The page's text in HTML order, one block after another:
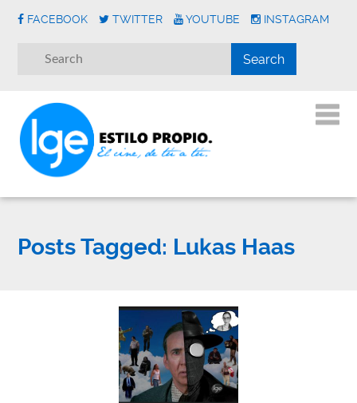
FACEBOOK TWITTER YOUTUBE INSTAGRAM
Posts Tagged: Lukas Haas